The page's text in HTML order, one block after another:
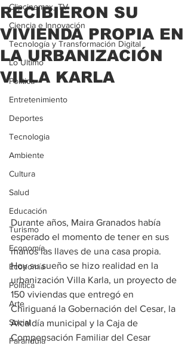
Clipcinemax_TV
Ciencia e Innovación
Tecnología y Transformación Digital
Lo Ultimo
Politica
Entretenimiento
Deportes
Tecnologia
Ambiente
Cultura
Salud
Educación
Turismo
Economía
Economía
Política
Arte
Social
Farandula
RECIBIERON SU
VIVIENDA PROPIA EN
LA URBANIZACIÓN
VILLA KARLA
Durante años, Maira Granados había
esperado el momento de tener en sus
manos las llaves de una casa propia.
Hoy su sueño se hizo realidad en la
urbanización Villa Karla, un proyecto de
150 viviendas que entregó en
Chiriguaná la Gobernación del Cesar, la
Alcaldía municipal y la Caja de
Compensación Familiar del Cesar